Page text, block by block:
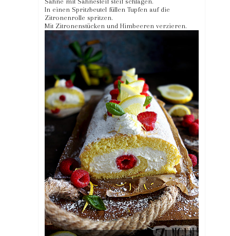
In einen Spritzbeutel füllen Tupfen auf die
Zitronenrolle spritzen.
Mit Zitronenstücken und Himbeeren verzieren.